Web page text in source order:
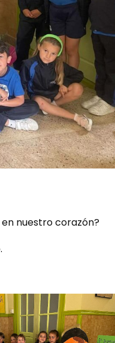
en nuestro corazón?